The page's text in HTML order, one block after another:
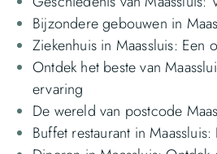
Bijzondere gebouwen in
Ziekenhuis in Maassluis:
Ontdek het beste van
ervaring
De wereld van postcode
Buffet restaurant in